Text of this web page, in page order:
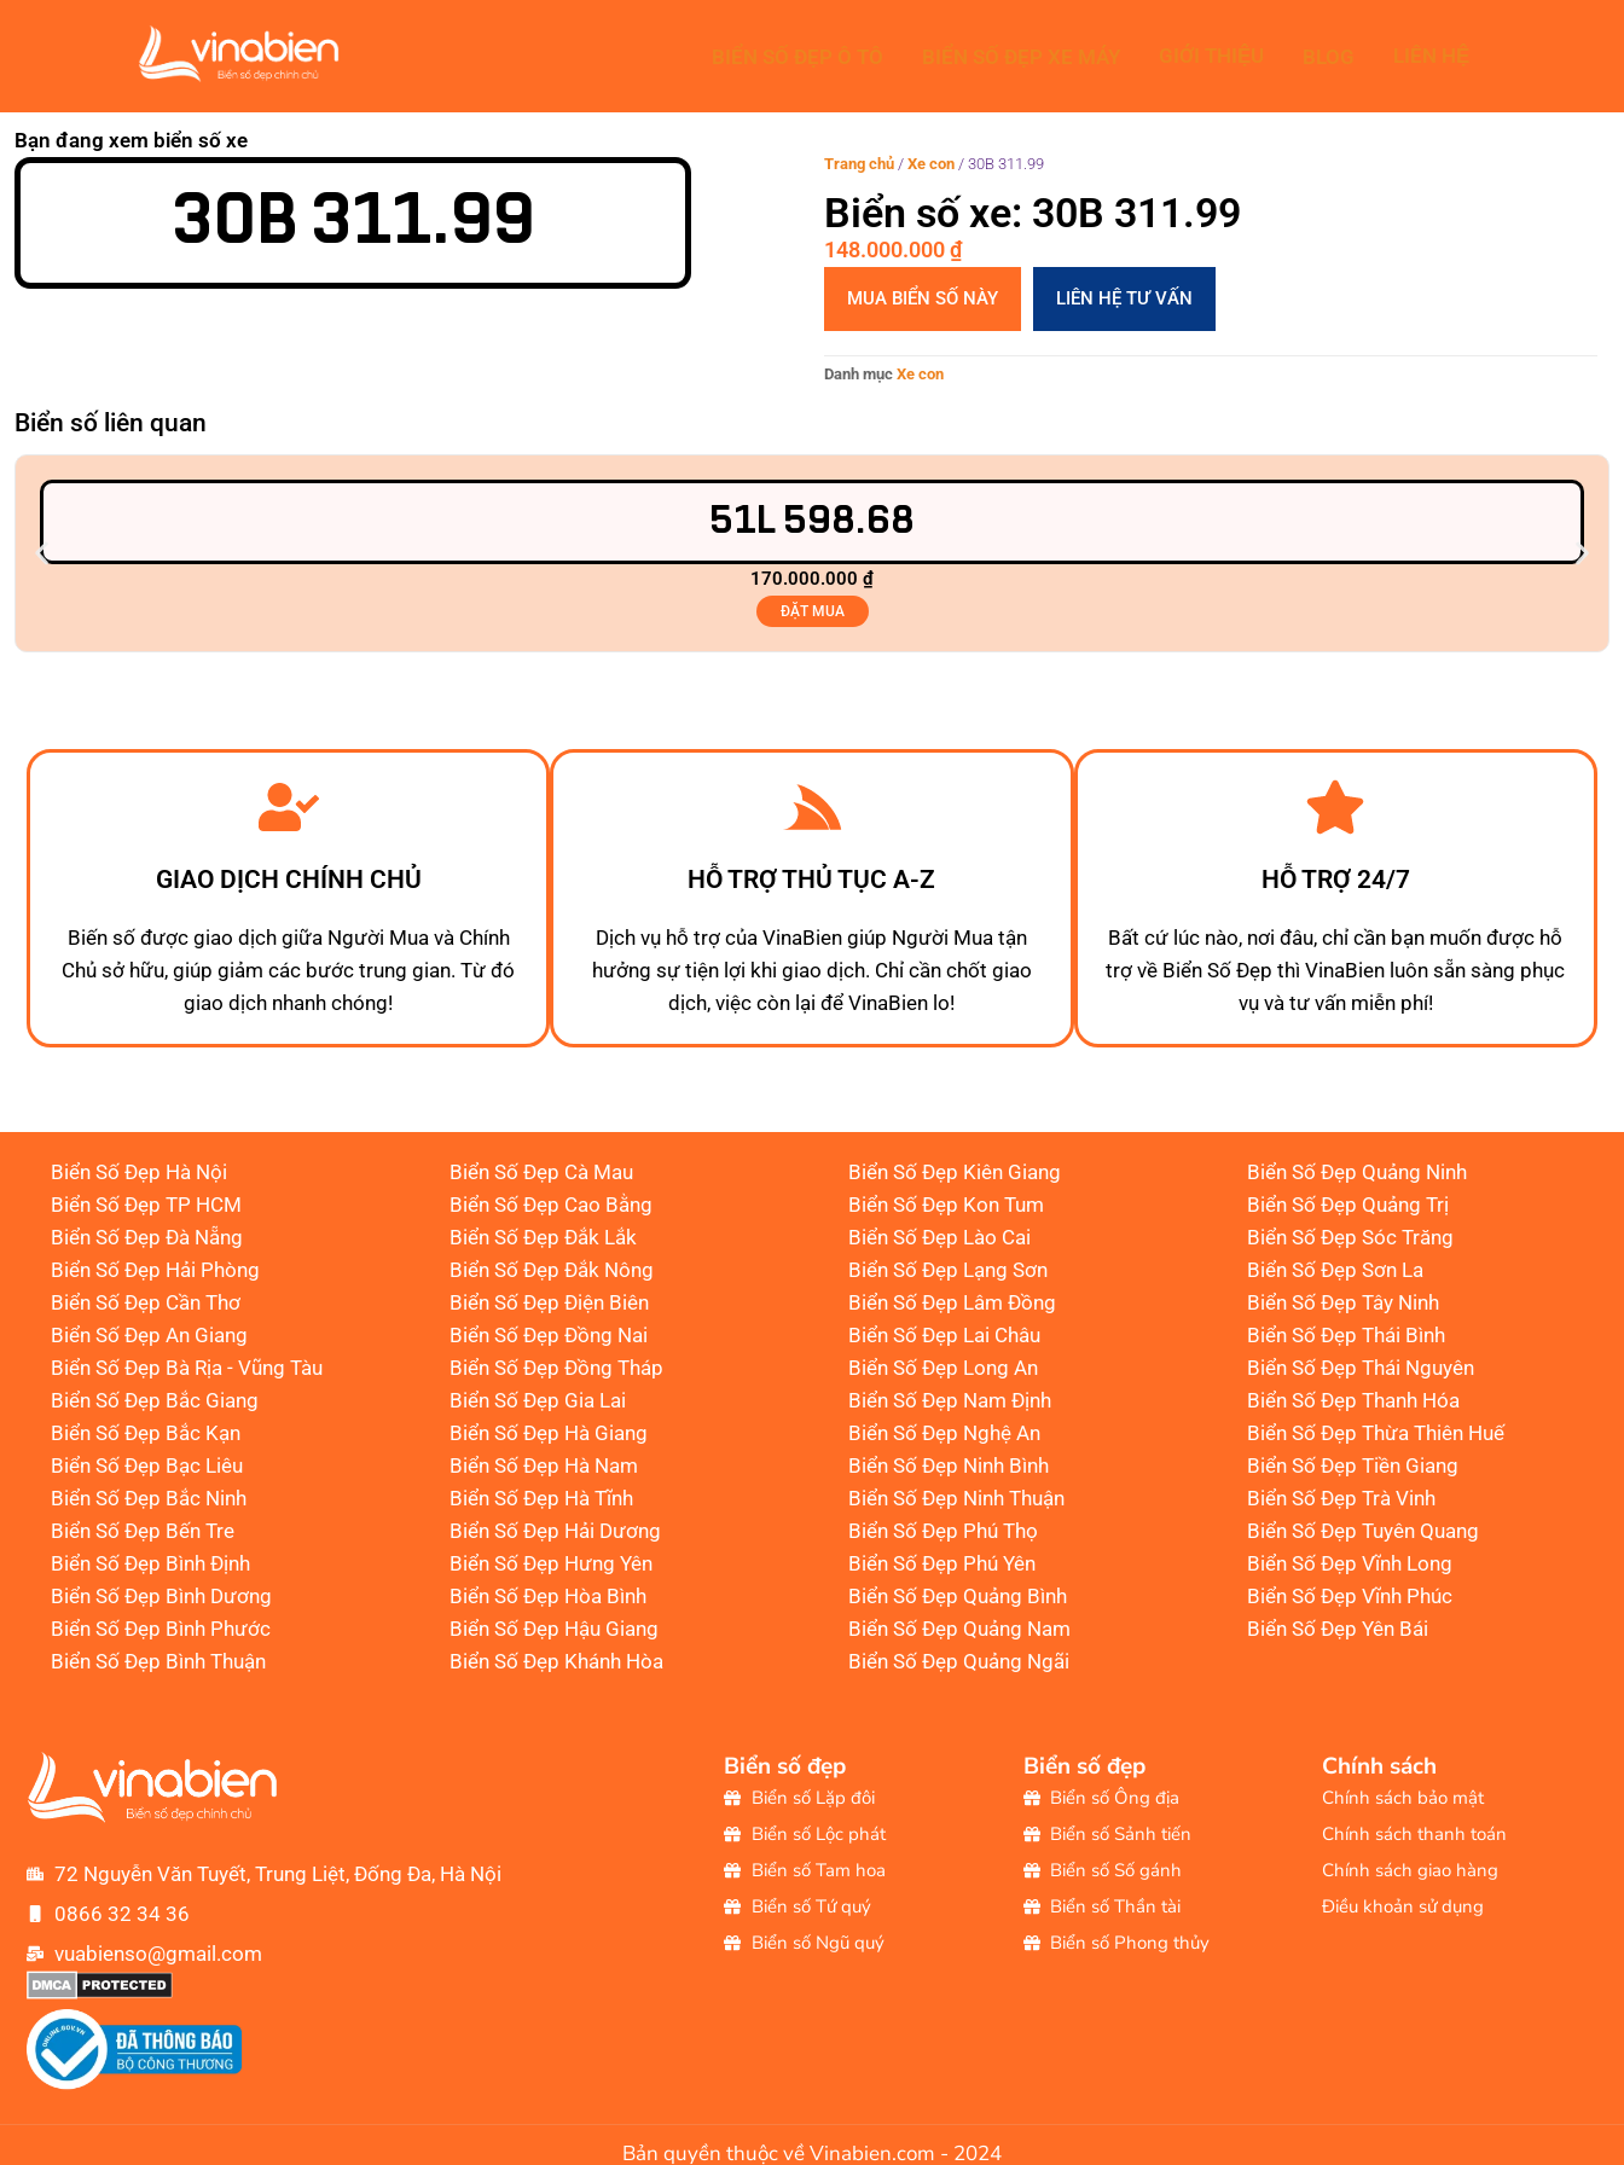
Bạn đang xem biển số xe
30B 311.99
Trang chủ / Xe con / 30B 311.99
Biển số xe: 30B 311.99
148.000.000₫
MUA BIỂN SỐ NÀY LIÊN HỆ TƯ VẤN
Danh mục Xe con
Biển số liên quan
51L 598.68
170.000.000 ₫
ĐẶT MUA
GIAO DỊCH CHÍNH CHỦ
Biến số được giao dịch giữa Người Mua và Chính
Chủ sở hữu, giúp giảm các bước trung gian. Từ đó
giao dịch nhanh chóng!
HỖ TRỢ THỦ TỤC A-Z
Dịch vụ hỗ trợ của VinaBien giúp Người Mua tận
hưởng sự tiện lợi khi giao dịch. Chỉ cần chốt giao
dịch, việc còn lại để VinaBien lo!
HỖ TRỢ 24/7
Bất cứ lúc nào, nơi đâu, chỉ cần bạn muốn được hỗ
trợ về Biển Số Đẹp thì VinaBien luôn sẵn sàng phục
vụ và tư vấn miễn phí!
Biển Số Đẹp Hà Nội
Biển Số Đẹp TP HCM
Biển Số Đẹp Đà Nẵng
Biển Số Đẹp Hải Phòng
Biển Số Đẹp Cần Thơ
Biển Số Đẹp An Giang
Biển Số Đẹp Bà Rịa - Vũng Tàu
Biển Số Đẹp Bắc Giang
Biển Số Đẹp Bắc Kạn
Biển Số Đẹp Bạc Liêu
Biển Số Đẹp Bắc Ninh
Biển Số Đẹp Bến Tre
Biển Số Đẹp Bình Định
Biển Số Đẹp Bình Dương
Biển Số Đẹp Bình Phước
Biển Số Đẹp Bình Thuận
Biển Số Đẹp Cà Mau
Biển Số Đẹp Cao Bằng
Biển Số Đẹp Đắk Lắk
Biển Số Đẹp Đắk Nông
Biển Số Đẹp Điện Biên
Biển Số Đẹp Đồng Nai
Biển Số Đẹp Đồng Tháp
Biển Số Đẹp Gia Lai
Biển Số Đẹp Hà Giang
Biển Số Đẹp Hà Nam
Biển Số Đẹp Hà Tĩnh
Biển Số Đẹp Hải Dương
Biển Số Đẹp Hưng Yên
Biển Số Đẹp Hòa Bình
Biển Số Đẹp Hậu Giang
Biển Số Đẹp Khánh Hòa
Biển Số Đẹp Kiên Giang
Biển Số Đẹp Kon Tum
Biển Số Đẹp Lào Cai
Biển Số Đẹp Lạng Sơn
Biển Số Đẹp Lâm Đồng
Biển Số Đẹp Lai Châu
Biển Số Đẹp Long An
Biển Số Đẹp Nam Định
Biển Số Đẹp Nghệ An
Biển Số Đẹp Ninh Bình
Biển Số Đẹp Ninh Thuận
Biển Số Đẹp Phú Thọ
Biển Số Đẹp Phú Yên
Biển Số Đẹp Quảng Bình
Biển Số Đẹp Quảng Nam
Biển Số Đẹp Quảng Ngãi
Biển Số Đẹp Quảng Ninh
Biển Số Đẹp Quảng Trị
Biển Số Đẹp Sóc Trăng
Biển Số Đẹp Sơn La
Biển Số Đẹp Tây Ninh
Biển Số Đẹp Thái Bình
Biển Số Đẹp Thái Nguyên
Biển Số Đẹp Thanh Hóa
Biển Số Đẹp Thừa Thiên Huế
Biển Số Đẹp Tiền Giang
Biển Số Đẹp Trà Vinh
Biển Số Đẹp Tuyên Quang
Biển Số Đẹp Vĩnh Long
Biển Số Đẹp Vĩnh Phúc
Biển Số Đẹp Yên Bái
72 Nguyễn Văn Tuyết, Trung Liệt, Đống Đa, Hà Nội
0866 32 34 36
vuabienso@gmail.com
Biển số đẹp
Biển số Lặp đôi
Biển số Lộc phát
Biển số Tam hoa
Biển số Tứ quý
Biển số Ngũ quý
Biển số đẹp
Biển số Ông địa
Biển số Sảnh tiến
Biển số Số gánh
Biển số Thần tài
Biển số Phong thủy
Chính sách
Chính sách bảo mật
Chính sách thanh toán
Chính sách giao hàng
Điều khoản sử dụng
Bản quyền thuộc về Vinabien.com - 2024